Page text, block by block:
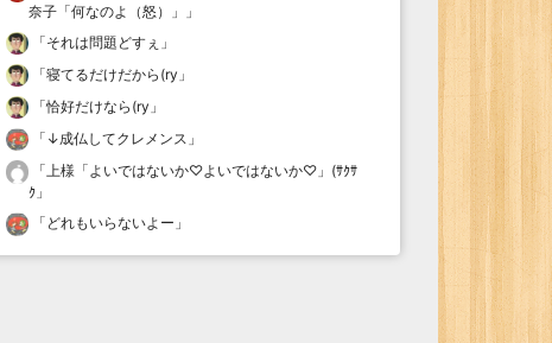
奈子「何なのよ（怒）」
」
「それは問題どすぇ 」
「寝てるだけだから(ry 」
「恰好だけなら(ry 」
「 ↓成仏してクレメンス 」
「上様「よいではないか♡よいではないか♡」(ｻｸｻ
ｸ 」
「 どれもいらないよー 」